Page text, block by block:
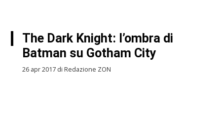
The Dark Knight: l’ombra di
Batman su Gotham City
26 apr 2017 di Redazione ZON